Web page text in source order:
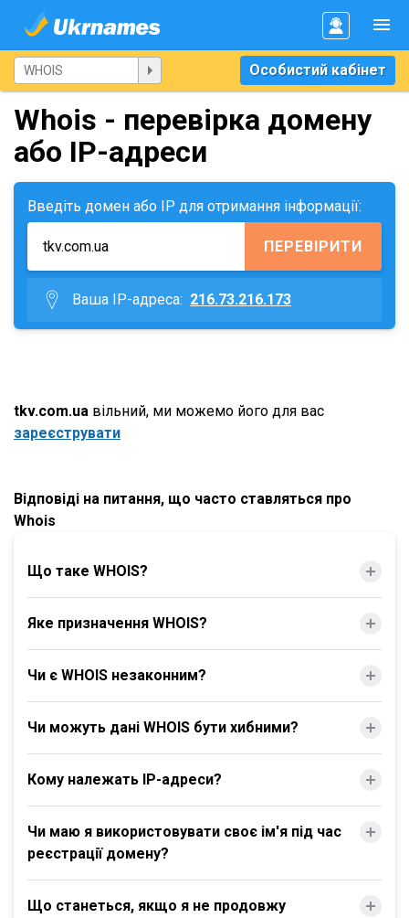
Особистий кабінет
Whois - перевірка домену
або IP-адреси
Введіть домен або IP для отримання інформації:
ПЕРЕВІРИТИ
Ваша IP-адреса: 216.73.216.173
tkv.com.ua вільний, ми можемо його для вас
зареєструвати
Відповіді на питання, що часто ставляться про
Whois
Що таке WHOIS?
Яке призначення WHOIS?
Чи є WHOIS незаконним?
Чи можуть дані WHOIS бути хибними?
Кому належать IP-адреси?
Чи маю я використовувати своє ім'я під час
реєстрації домену?
Що станеться, якщо я не продовжу